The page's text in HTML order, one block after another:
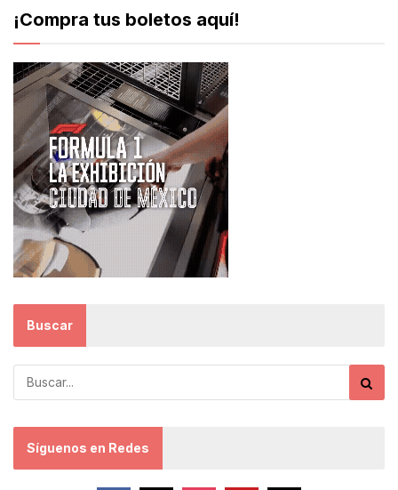
¡Compra tus boletos aquí!
Buscar
Síguenos en Redes